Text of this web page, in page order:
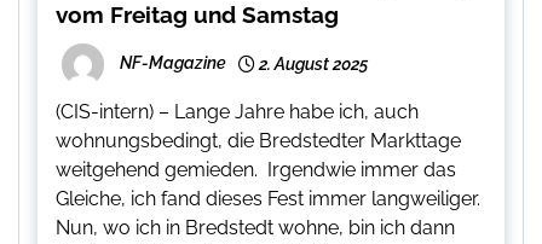
vom Freitag und Samstag
NF-Magazine 2. August 2025
(CIS-intern) – Lange Jahre habe ich, auch
wohnungsbedingt, die Bredstedter Markttage
weitgehend gemieden. Irgendwie immer das
Gleiche, ich fand dieses Fest immer langweiliger.
Nun, wo ich in Bredstedt wohne, bin ich dann